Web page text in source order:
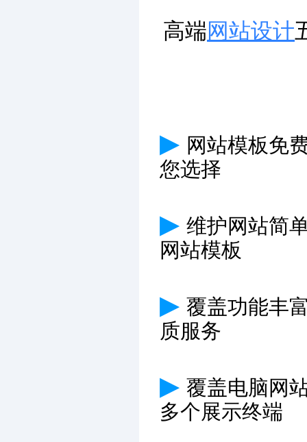
高端网站设计
▶ 网站模板免
您选择
▶ 维护网站简
网站模板
▶ 覆盖功能丰
质服务
▶ 覆盖电脑网
多个展示终端